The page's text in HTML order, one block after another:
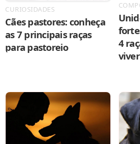
CURIOSIDADES
Cães pastores: conheça
as 7 principais raças
para pastoreio
4